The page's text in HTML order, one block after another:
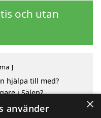
och utan
hjälpa till med?
i Sälen?
i Sälen
i de omgivande
×
använder